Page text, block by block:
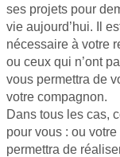
ses projets pour
vie aujourd’hui. Il
nécessaire à votre
ou ceux qui n’ont
vous permettra de
votre compagnon.
Dans tous les cas,
pour vous : ou
permettra de